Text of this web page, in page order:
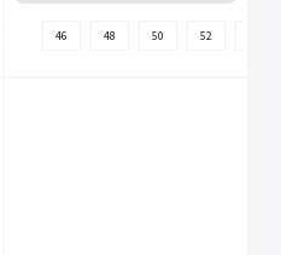
56 58 60 62
46 48 50 52